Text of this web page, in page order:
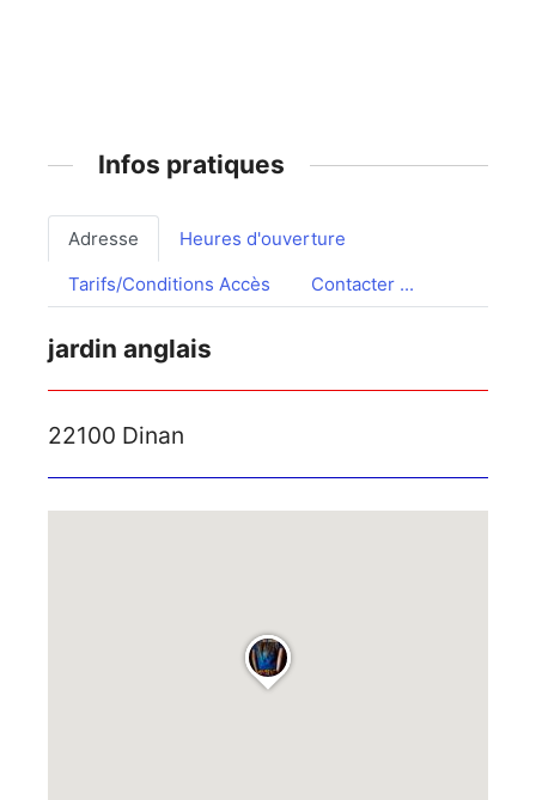
Infos pratiques
Adresse
Heures d'ouverture
Tarifs/Conditions Accès
Contacter ...
jardin anglais
22100 Dinan